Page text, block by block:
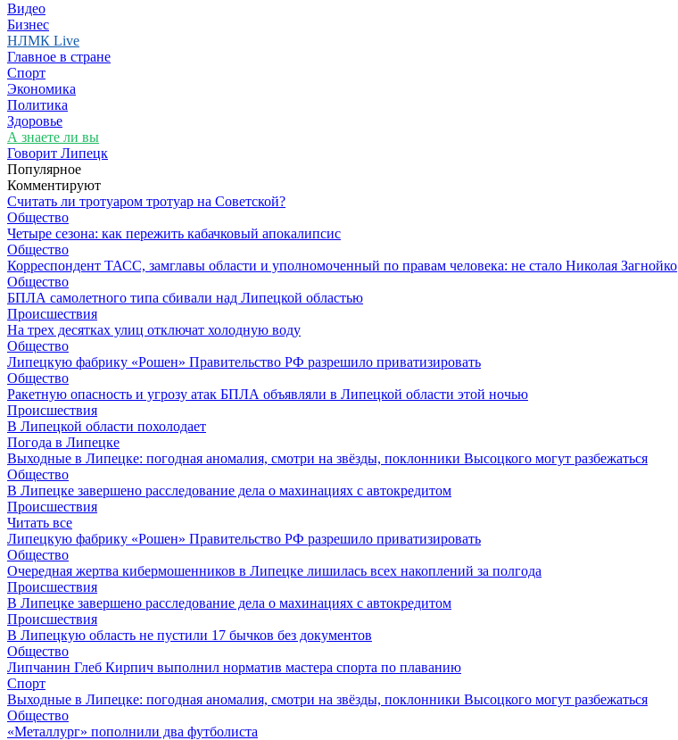
Видео
Бизнес
НЛМК Live
Главное в стране
Спорт
Экономика
Политика
Здоровье
А знаете ли вы
Говорит Липецк
Популярное
Комментируют
Считать ли тротуаром тротуар на Советской?
Общество
Четыре сезона: как пережить кабачковый апокалипсис
Общество
Корреспондент ТАСС, замглавы области и уполномоченный по правам человека: не стало Николая Загнойко
Общество
БПЛА самолетного типа сбивали над Липецкой областью
Происшествия
На трех десятках улиц отключат холодную воду
Общество
Липецкую фабрику «Рошен» Правительство РФ разрешило приватизировать
Общество
Ракетную опасность и угрозу атак БПЛА объявляли в Липецкой области этой ночью
Происшествия
В Липецкой области похолодает
Погода в Липецке
Выходные в Липецке: погодная аномалия, смотри на звёзды, поклонники Высоцкого могут разбежаться
Общество
В Липецке завершено расследование дела о махинациях с автокредитом
Происшествия
Читать все
Липецкую фабрику «Рошен» Правительство РФ разрешило приватизировать
Общество
Очередная жертва кибермошенников в Липецке лишилась всех накоплений за полгода
Происшествия
В Липецке завершено расследование дела о махинациях с автокредитом
Происшествия
В Липецкую область не пустили 17 бычков без документов
Общество
Липчанин Глеб Кирпич выполнил норматив мастера спорта по плаванию
Спорт
Выходные в Липецке: погодная аномалия, смотри на звёзды, поклонники Высоцкого могут разбежаться
Общество
«Металлург» пополнили два футболиста